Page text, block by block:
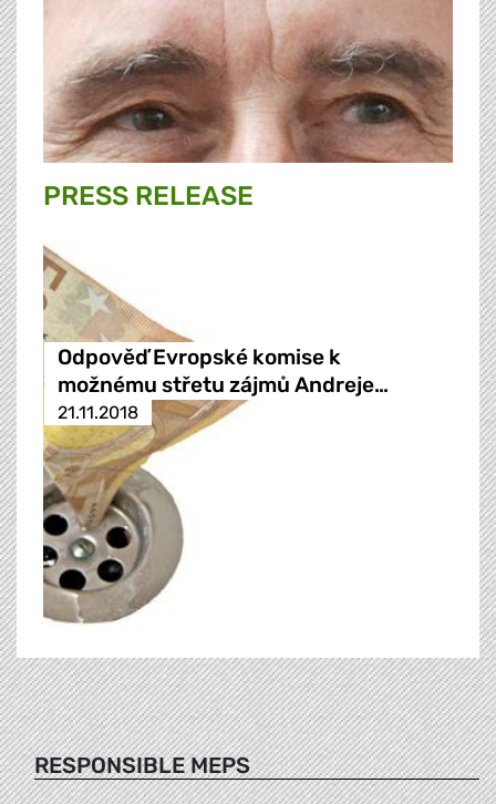
PRESS RELEASE
Odpověď Evropské komise k
možnému střetu zájmů Andreje…
21.11.2018
RESPONSIBLE MEPS